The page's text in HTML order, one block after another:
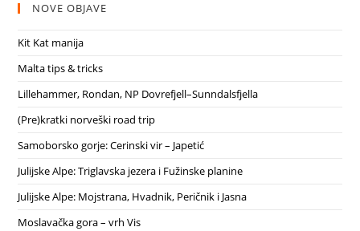
NOVE OBJAVE
Kit Kat manija
Malta tips & tricks
Lillehammer, Rondan, NP Dovrefjell–Sunndalsfjella
(Pre)kratki norveški road trip
Samoborsko gorje: Cerinski vir – Japetić
Julijske Alpe: Triglavska jezera i Fužinske planine
Julijske Alpe: Mojstrana, Hvadnik, Peričnik i Jasna
Moslavačka gora – vrh Vis